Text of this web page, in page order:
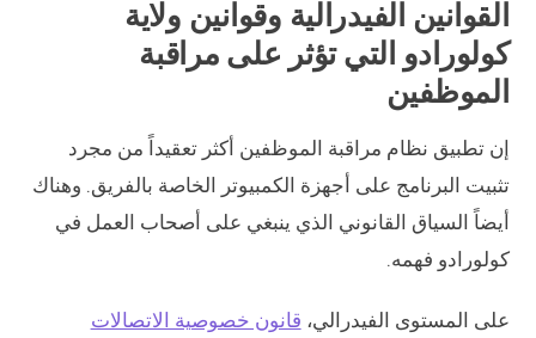
القوانين الفيدرالية وقوانين ولاية
كولورادو التي تؤثر على مراقبة
الموظفين
إن تطبيق نظام مراقبة الموظفين أكثر تعقيداً من مجرد
تثبيت البرنامج على أجهزة الكمبيوتر الخاصة بالفريق. وهناك
أيضاً السياق القانوني الذي ينبغي على أصحاب العمل في
كولورادو فهمه.
على المستوى الفيدرالي، قانون خصوصية الاتصالات